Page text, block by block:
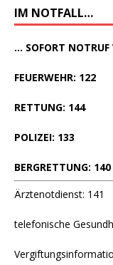
IM NOTFALL…
... SOFORT
FEUERWEHR: 122
RETTUNG: 144
POLIZEI: 133
BERGRETTUNG: 140
Ärztenotdienst: 141
telefonische